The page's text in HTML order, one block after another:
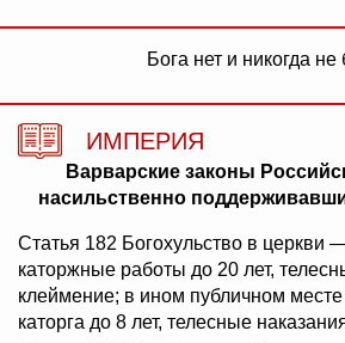
Бога нет и никогда
ИМПЕРИЯ
Варварские законы
насильственно
Статья 182 Богохульство в церкви
каторжные работы до 20 лет,
клеймение; в ином публичном
каторга до 8 лет, телесные